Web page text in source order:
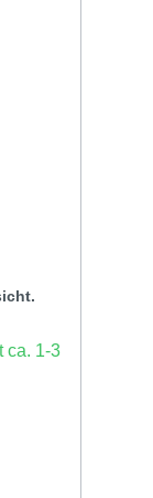
ca. 1-3